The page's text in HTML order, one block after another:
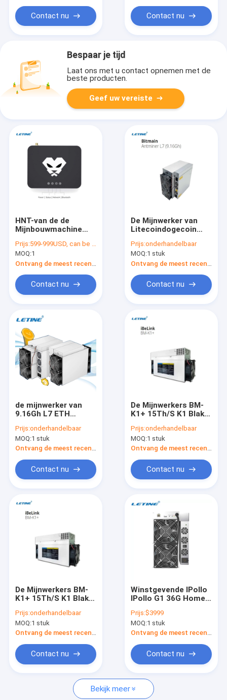
Producten
Video's
Over ons
Neem contact met ons op
Nieuws
Contact nu Contact nu
Bespaar je tijd
Laat ons met u contact opnemen met de
beste producten.
Geef uw vereiste
HNT-van de de
Mijnbouwmachine
het Heliummijnwerker
Panther X2 12V 2.4Gh
Wifi
Prijs:599-999USD, can be negotiate
MOQ:1
Contact nu
De Mijnwerker van
Litecoindogecoin
Antminer L7 9.16Gh
3425W 12V
Blockchain
Prijs:onderhandelbaar
MOQ:1 stuk
Contact nu
de mijnwerker van
9.16Gh L7 ETH
Antminer 3425W 12V
Blockchain
Prijs:onderhandelbaar
MOQ:1 stuk
Ontvang de meest recente Prijs
Contact nu
De Mijnwerkers BM-
K1+ 15Th/S K1 Blake
van CKB KDA iBeLink
Prijs:onderhandelbaar
MOQ:1 stuk
Ontvang de meest recente Prijs
Contact nu
De Mijnwerkers BM-
K1+ 15Th/S K1 Blake
van CKB KDA iBeLink
Prijs:onderhandelbaar
MOQ:1 stuk
Ontvang de meest recente Prijs
Contact nu
Winstgevende IPollo
IPollo G1 36G Home
Cuckatoo32
Algoritme 2800W
Prijs:$3999
MOQ:1 stuk
Ontvang de meest recente Prijs
Contact nu
Bekijk meer